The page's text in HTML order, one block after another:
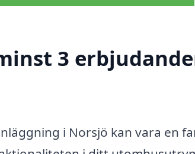
3
i Norsjö kan vara en